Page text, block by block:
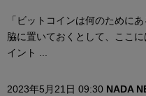
「ビットコインは何のために
脇に置いておくとして、ここ
イント ...
2023年5月21日 09:30 NADA